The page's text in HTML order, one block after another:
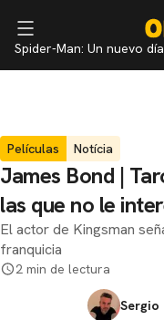
Spider-Man: Un nuevo día
Películas Notícia
James Bond |
las que no le
El actor de Kingsman
franquicia
2 min de lectura
Sergio